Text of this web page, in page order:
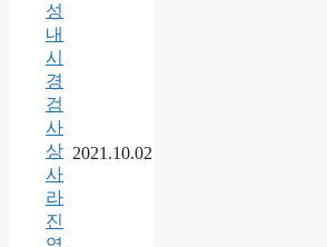
성
내
시
경
검
사
상
사
라
진
2021.10.02